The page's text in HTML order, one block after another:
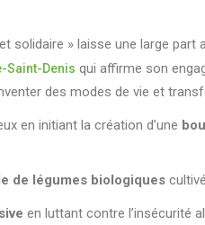
solidaire » laisse une large part
Saint-Denis qui affirme son
des modes de vie et
en initiant la création d’une
de légumes biologiques
en luttant contre l’insécurité